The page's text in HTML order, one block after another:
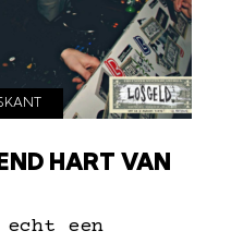
HART VAN
een